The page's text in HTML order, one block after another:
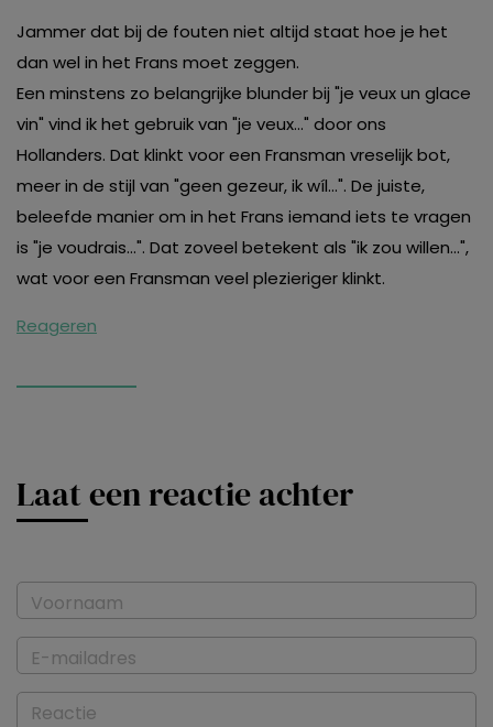
Jammer dat bij de fouten niet altijd staat hoe je het
dan wel in het Frans moet zeggen.
Een minstens zo belangrijke blunder bij "je veux un glace
vin" vind ik het gebruik van "je veux..." door ons
Hollanders. Dat klinkt voor een Fransman vreselijk bot,
meer in de stijl van "geen gezeur, ik wíl...". De juiste,
beleefde manier om in het Frans iemand iets te vragen
is "je voudrais...". Dat zoveel betekent als "ik zou willen...",
wat voor een Fransman veel plezieriger klinkt.
Reageren
Laat een reactie achter
Voornaam
E-mailadres
Reactie